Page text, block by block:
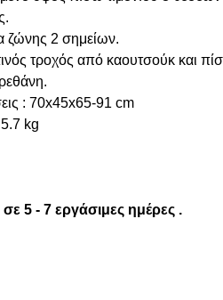
ζώνης 2 σημείων.
τροχός από καουτσούκ και
: 70x45x65-91 cm
kg
σε 5 - 7 εργάσιμες ημέρες .